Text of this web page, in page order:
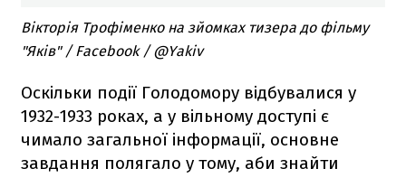
Вікторія Трофіменко на зйомках тизера до фільму
"Яків" / Facebook / @Yakiv
Оскільки події Голодомору відбувалися у
1932-1933 роках, а у вільному доступі є
чимало загальної інформації, основне
завдання полягало у тому, аби знайти